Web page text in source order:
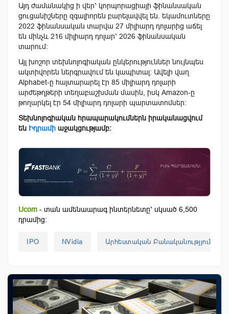
Այդ ժամանակից ի վեր՝ կորպորացիայի ֆինանսական
ցուցանիշները զգալիորեն բարելավվել են. եկամուտները
2022 ֆինանսական տարվա 27 միլիարդ դոլարից աճել
են մինչև 216 միլիարդ դոլար՝ 2026 ֆինանսական
տարում։
Այլ խոշոր տեխնոլոգիական ընկերություններ նույնպես
ակտիվորեն ներգրավում են կապիտալ։ Ավելի վաղ
Alphabet-ը հայտարարել էր 85 միլիարդ դոլարի
արժեթղթերի տեղաբաշխման մասին, իսկ Amazon-ը
թողարկել էր 54 միլիարդ դոլարի պարտատոմսեր։
Տեխնոլոգիական հրապարակումներն իրականացվում
են Իդրամի աջակցությամբ։
Ucom - տան ամենաարագ ինտերնետը՝ սկսած 6,500
դրամից:
IPO NVidia Արհեստական Բանականությյուն